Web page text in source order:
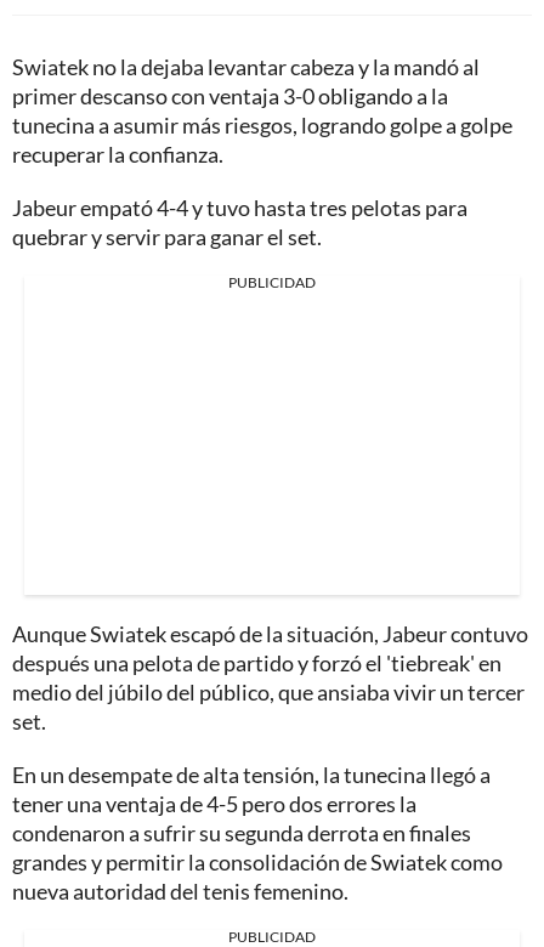
Swiatek no la dejaba levantar cabeza y la mandó al
primer descanso con ventaja 3-0 obligando a la
tunecina a asumir más riesgos, logrando golpe a golpe
recuperar la confianza.
Jabeur empató 4-4 y tuvo hasta tres pelotas para
quebrar y servir para ganar el set.
PUBLICIDAD
Aunque Swiatek escapó de la situación, Jabeur contuvo
después una pelota de partido y forzó el 'tiebreak' en
medio del júbilo del público, que ansiaba vivir un tercer
set.
En un desempate de alta tensión, la tunecina llegó a
tener una ventaja de 4-5 pero dos errores la
condenaron a sufrir su segunda derrota en finales
grandes y permitir la consolidación de Swiatek como
nueva autoridad del tenis femenino.
PUBLICIDAD